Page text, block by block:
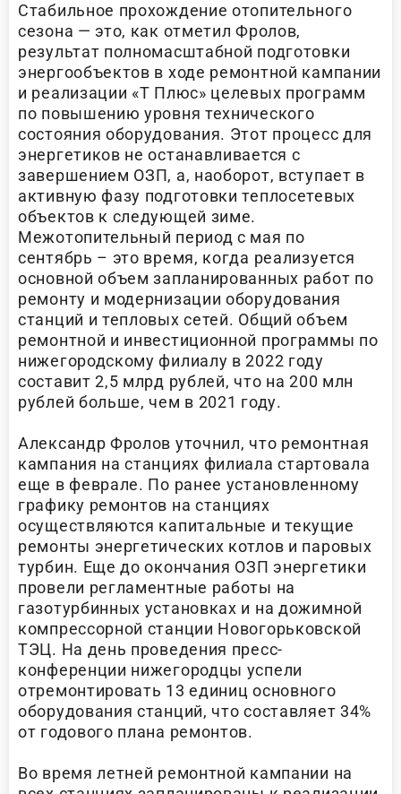
Стабильное прохождение отопительного
сезона — это, как отметил Фролов,
результат полномасштабной подготовки
энергообъектов в ходе ремонтной кампании
и реализации «Т Плюс» целевых программ
по повышению уровня технического
состояния оборудования. Этот процесс для
энергетиков не останавливается с
завершением ОЗП, а, наоборот, вступает в
активную фазу подготовки теплосетевых
объектов к следующей зиме.
Межотопительный период с мая по
сентябрь – это время, когда реализуется
основной объем запланированных работ по
ремонту и модернизации оборудования
станций и тепловых сетей. Общий объем
ремонтной и инвестиционной программы по
нижегородскому филиалу в 2022 году
составит 2,5 млрд рублей, что на 200 млн
рублей больше, чем в 2021 году.
Александр Фролов уточнил, что ремонтная
кампания на станциях филиала стартовала
еще в феврале. По ранее установленному
графику ремонтов на станциях
осуществляются капитальные и текущие
ремонты энергетических котлов и паровых
турбин. Еще до окончания ОЗП энергетики
провели регламентные работы на
газотурбинных установках и на дожимной
компрессорной станции Новогорьковской
ТЭЦ. На день проведения пресс-
конференции нижегородцы успели
отремонтировать 13 единиц основного
оборудования станций, что составляет 34%
от годового плана ремонтов.
Во время летней ремонтной кампании на